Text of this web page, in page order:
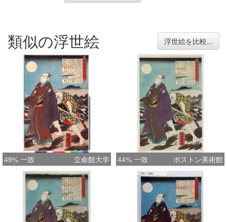
類似の浮世絵 浮世絵を比較...
49% 一致 立命館大学 44% 一致 ボストン美術館